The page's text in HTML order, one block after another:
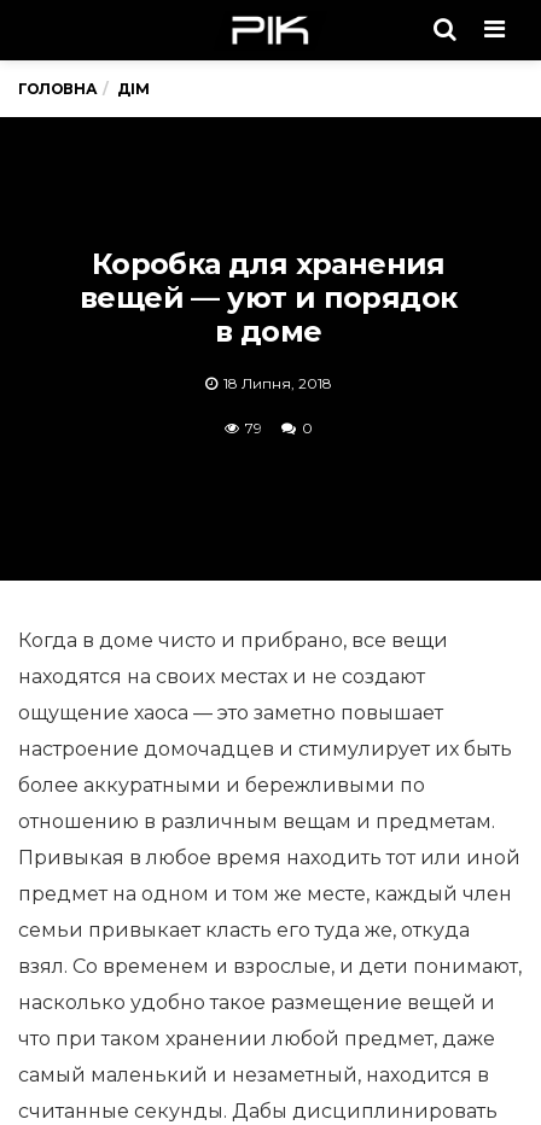
ГОЛОВНА ДІМ
Коробка для хранения
вещей — уют и порядок
в доме
18 Липня, 2018
79 0
Когда в доме чисто и прибрано, все вещи
находятся на своих местах и не создают
ощущение хаоса — это заметно повышает
настроение домочадцев и стимулирует их быть
более аккуратными и бережливыми по
отношению в различным вещам и предметам.
Привыкая в любое время находить тот или иной
предмет на одном и том же месте, каждый член
семьи привыкает класть его туда же, откуда
взял. Со временем и взрослые, и дети понимают,
насколько удобно такое размещение вещей и
что при таком хранении любой предмет, даже
самый маленький и незаметный, находится в
считанные секунды. Дабы дисциплинировать